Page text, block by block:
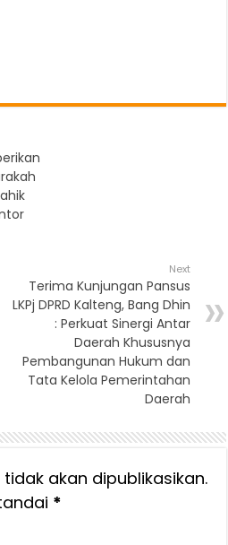
Next
Terima Kunjungan Pansus
LKPj DPRD Kalteng, Bang Dhin
: Perkuat Sinergi Antar
Daerah Khususnya
Pembangunan Hukum dan
Tata Kelola Pemerintahan
Daerah
akan dipublikasikan.
*